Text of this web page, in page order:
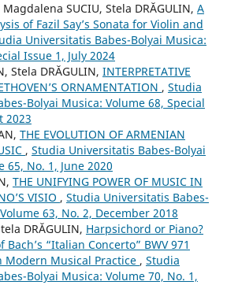
Magdalena SUCIU, Stela DRĂGULIN, A
of Fazil Say’s Sonata for Violin and
Universitatis Babes-Bolyai Musica:
Issue 1, July 2024
Stela DRĂGULIN, INTERPRETATIVE
ORNAMENTATION , Studia
Bolyai Musica: Volume 68, Special
2023
THE EVOLUTION OF ARMENIAN
, Studia Universitatis Babes-Bolyai
65, No. 1, June 2020
THE UNIFYING POWER OF MUSIC IN
VISIO , Studia Universitatis Babes-
63, No. 2, December 2018
DRĂGULIN, Harpsichord or Piano?
“Italian Concerto” BWV 971
Modern Musical Practice , Studia
Bolyai Musica: Volume 70, No. 1,